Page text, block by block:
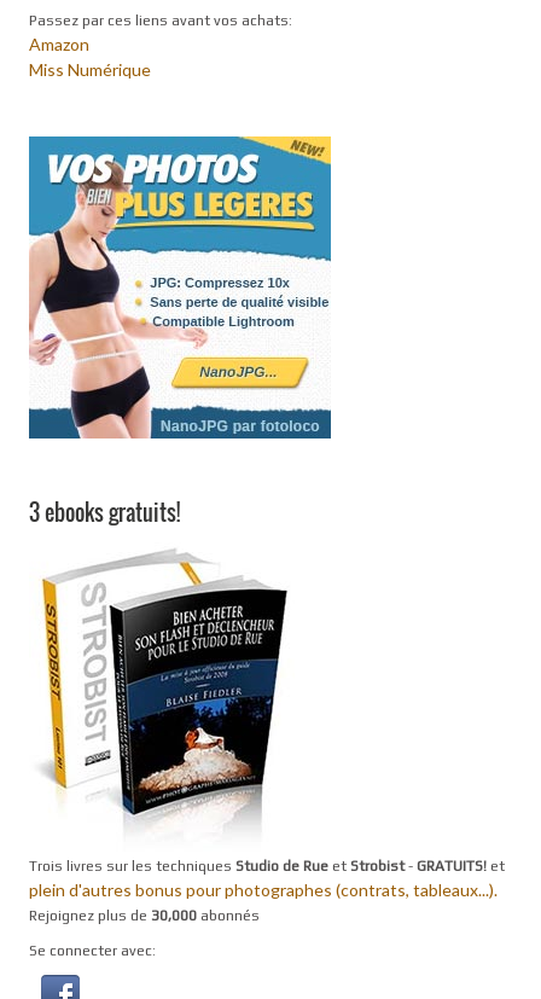
Passez par ces liens avant vos achats:
Amazon
Miss Numérique
3 ebooks gratuits!
Trois livres sur les techniques Studio de Rue et Strobist- GRATUITS! et
plein d'autres bonus pour photographes (contrats, tableaux...).
Rejoignez plus de 30,000 abonnés
Se connecter avec: